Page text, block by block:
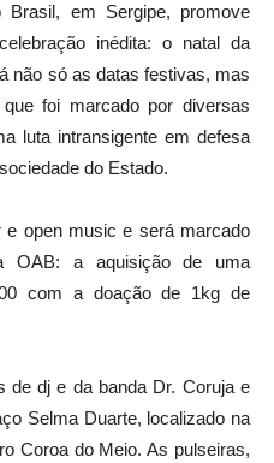
em Sergipe, promove
inédita: o natal da
não só as datas festivas, mas
foi marcado por diversas
luta intransigente em defesa
do Estado.
open music e será marcado
OAB: a aquisição de uma
com a doação de 1kg de
de dj e da banda Dr. Coruja e
Selma Duarte, localizado na
Coroa do Meio. As pulseiras,